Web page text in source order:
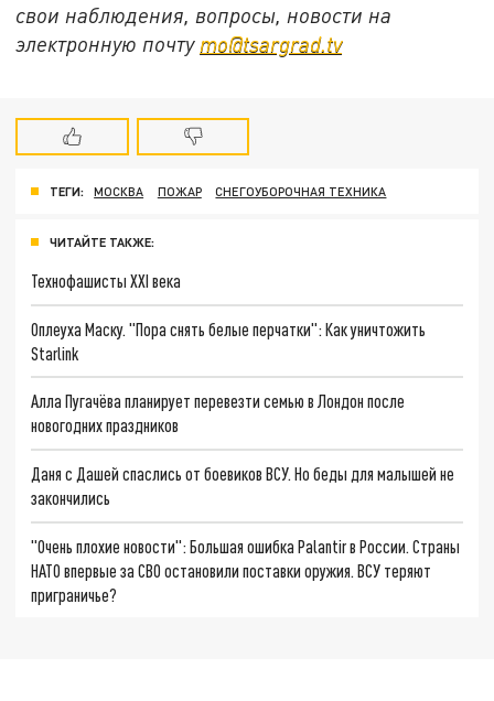
свои наблюдения, вопросы, новости на
электронную почту mo@tsargrad.tv
ТЕГИ: МОСКВА ПОЖАР СНЕГОУБОРОЧНАЯ ТЕХНИКА
ЧИТАЙТЕ ТАКЖЕ:
Технофашисты XXI века
Оплеуха Маску. "Пора снять белые перчатки": Как уничтожить
Starlink
Алла Пугачёва планирует перевезти семью в Лондон после
новогодних праздников
Даня с Дашей спаслись от боевиков ВСУ. Но беды для малышей не
закончились
"Очень плохие новости": Большая ошибка Palantir в России. Страны
НАТО впервые за СВО остановили поставки оружия. ВСУ теряют
приграничье?